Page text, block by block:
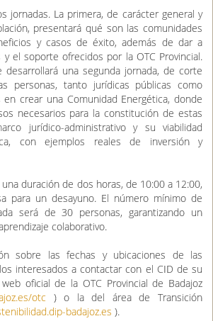
jornadas. La primera, de carácter general y
presentará qué son las comunidades
y casos de éxito, además de dar a
el soporte ofrecidos por la OTC Provincial.
una segunda jornada, de corte
personas, tanto jurídicas públicas como
en crear una Comunidad Energética, donde
necesarios para la constitución de estas
jurídico-administrativo y su viabilidad
con ejemplos reales de inversión y
duración de dos horas, de 10:00 a 12:00,
para un desayuno. El número mínimo de
será de 30 personas, garantizando un
colaborativo.
sobre las fechas y ubicaciones de las
interesados a contactar con el CID de su
oficial de la OTC Provincial de Badajoz
otc ) o la del área de Transición
badajoz.es ).